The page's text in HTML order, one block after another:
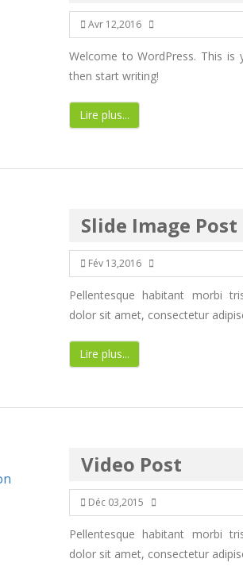
Avr 12,2016
Welcome to WordPress. This
then start writing!
Lire plus...
Slide Image Post
Fév 13,2016
Pellentesque habitant morbi
dolor sit amet, consectetur
Lire plus...
Video Post
Déc 03,2015
Pellentesque habitant morbi
dolor sit amet, consectetur